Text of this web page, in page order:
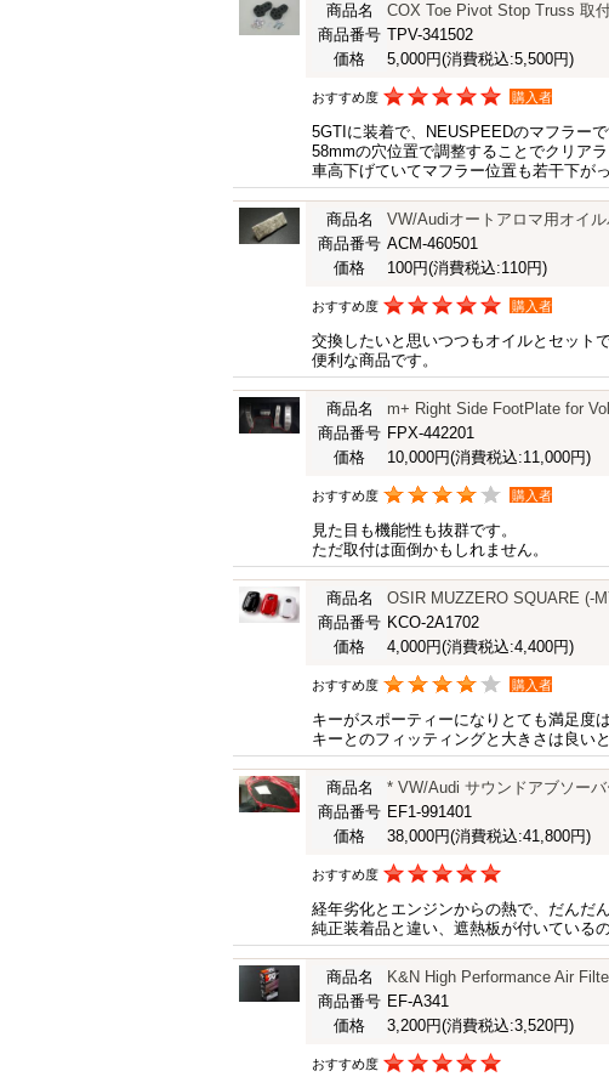
商品名
COX Toe Pivot Stop Truss 取
商品番号 TPV-341502
価格
5,000円(消費税込:5,500円)
おすすめ度 購入者
5GTIに装着で、NEUSPEEDのマフラー
58mmの穴位置で調整することでクリア
車高下げていてマフラー位置も若干下が
商品名
VW/Audiオートアロマ用オイ
商品番号 ACM-460501
価格
100円(消費税込:110円)
おすすめ度 購入者
交換したいと思いつつもオイルとセット
便利な商品です。
商品名
m+ Right Side FootPlate for
商品番号 FPX-442201
価格
10,000円(消費税込:11,000円)
おすすめ度 購入者
見た目も機能性も抜群です。
ただ取付は面倒かもしれません。
商品名
OSIR MUZZERO SQUARE (-
商品番号 KCO-2A1702
価格
4,000円(消費税込:4,400円)
おすすめ度 購入者
キーがスポーティーになりとても満足度は
キーとのフィッティングと大きさは良い
商品名
* VW/Audi サウンドアブソー
商品番号 EF1-991401
価格
38,000円(消費税込:41,800円)
おすすめ度
経年劣化とエンジンからの熱で、だんだ
純正装着品と違い、遮熱板が付いている
商品名
K&N High Performance Air
商品番号 EF-A341
価格
3,200円(消費税込:3,520円)
おすすめ度